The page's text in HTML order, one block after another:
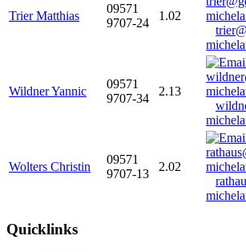
Trier Matthias
09571
9707-24
1.02
Wildner Yannic
09571
9707-34
2.13
Wolters Christin
09571
9707-13
2.02
Quicklinks